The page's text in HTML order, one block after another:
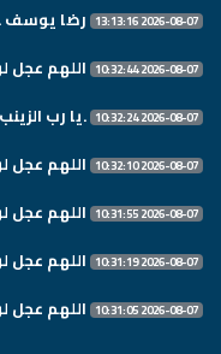
2026-08-07 13:13:16 رضا يوسف
2026-08-07 10:32:44 اللهم عجل
2026-08-07 10:32:24 .یا رب
2026-08-07 10:32:10 اللهم عجل
2026-08-07 10:31:55 اللهم عجل
2026-08-07 10:31:19 اللهم عجل
2026-08-07 10:31:05 اللهم عجل